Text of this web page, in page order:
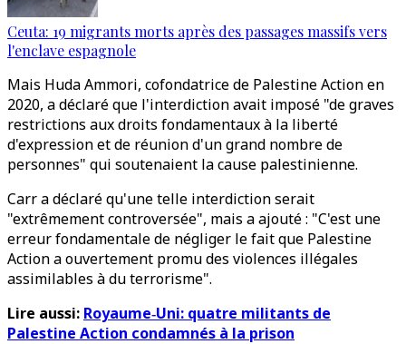
Ceuta: 19 migrants morts après des passages massifs vers
l'enclave espagnole
Mais Huda Ammori, cofondatrice de Palestine Action en
2020, a déclaré que l'interdiction avait imposé "de graves
restrictions aux droits fondamentaux à la liberté
d'expression et de réunion d'un grand nombre de
personnes" qui soutenaient la cause palestinienne.
Carr a déclaré qu'une telle interdiction serait
"extrêmement controversée", mais a ajouté : "C'est une
erreur fondamentale de négliger le fait que Palestine
Action a ouvertement promu des violences illégales
assimilables à du terrorisme".
Lire aussi: Royaume‑Uni: quatre militants de
Palestine Action condamnés à la prison